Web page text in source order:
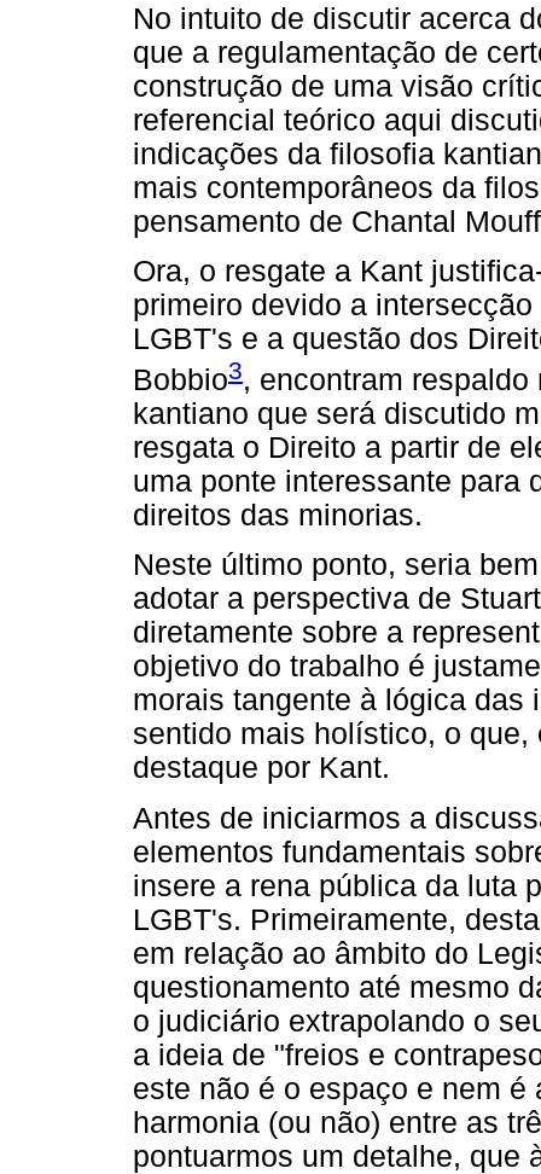
No intuito de discutir acerca
que a regulamentação de
construção de uma visão
referencial teórico aqui
indicações da filosofia
mais contemporâneos da
pensamento de Chantal
Ora, o resgate a Kant
primeiro devido a
LGBT's e a questão dos
Bobbio3, encontram
kantiano que será discutido
resgata o Direito a partir de
uma ponte interessante para
direitos das minorias.
Neste último ponto, seria
adotar a perspectiva de
diretamente sobre a
objetivo do trabalho é
morais tangente à lógica das
sentido mais holístico, o
destaque por Kant.
Antes de iniciarmos a
elementos fundamentais
insere a rena pública da luta
LGBT's. Primeiramente,
em relação ao âmbito do
questionamento até mesmo
o judiciário extrapolando o
a ideia de "freios e
este não é o espaço e nem
harmonia (ou não) entre as
pontuarmos um detalhe, que